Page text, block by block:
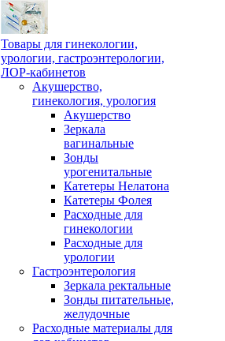
Товары для гинекологии,
урологии, гастроэнтерологии,
ЛОР-кабинетов
Акушерство,
гинекология, урология
Акушерство
Зеркала
вагинальные
Зонды
урогенитальные
Катетеры Нелатона
Катетеры Фолея
Расходные для
гинекологии
Расходные для
урологии
Гастроэнтерология
Зеркала ректальные
Зонды питательные,
желудочные
Расходные материалы для